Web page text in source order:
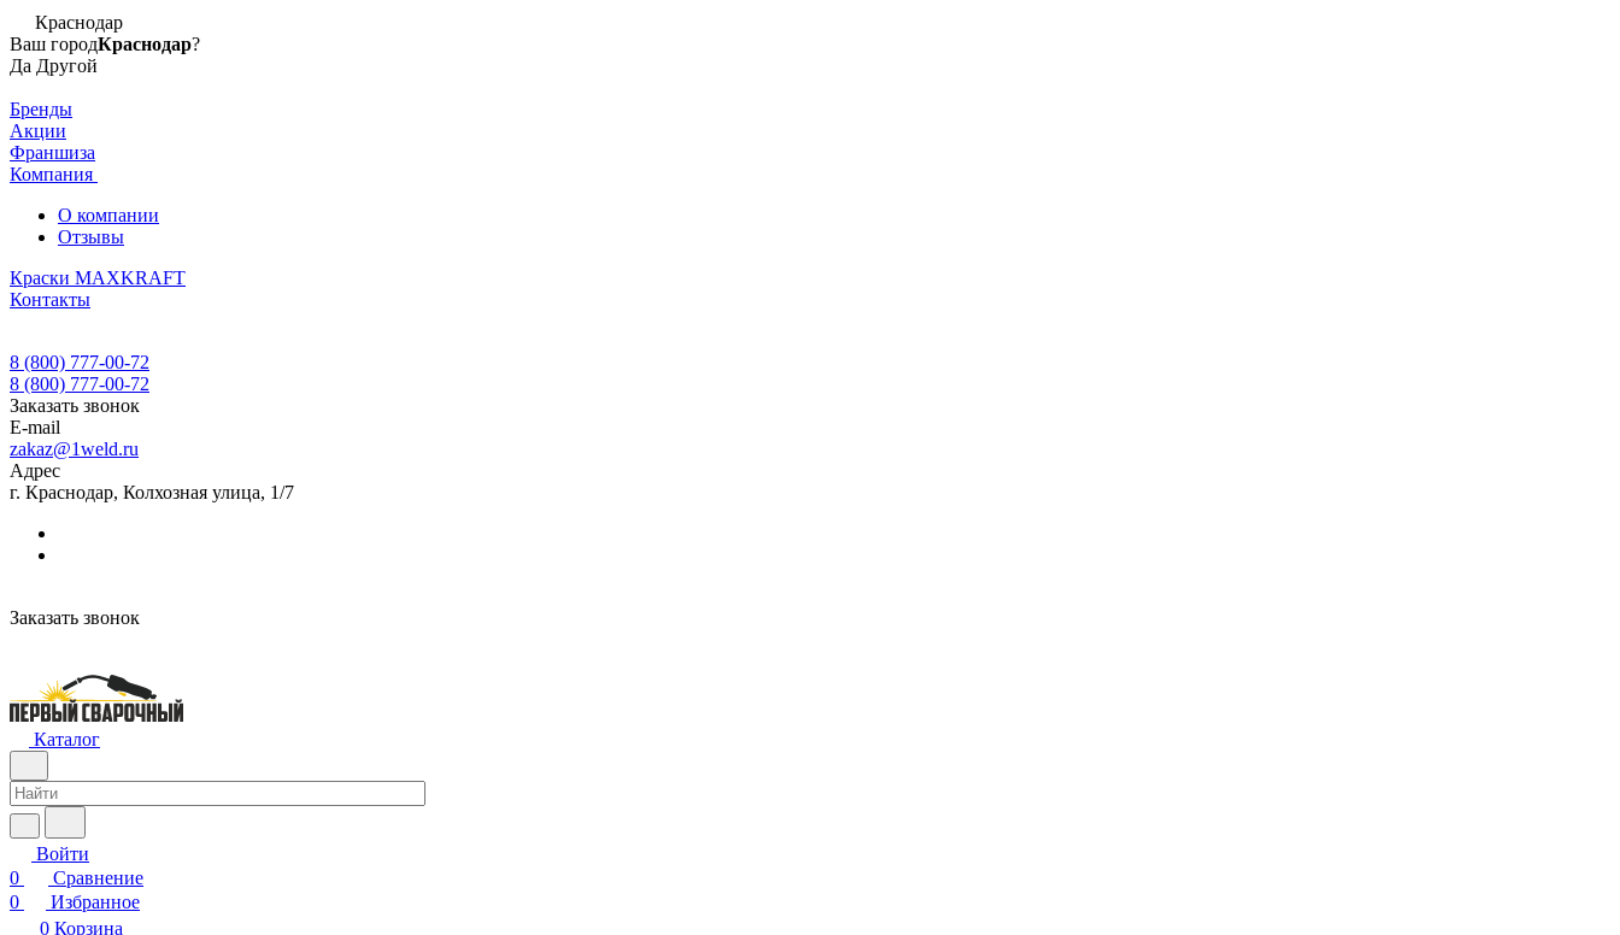
Краснодар
Ваш городКраснодар?
Да Другой
Бренды
Акции
Франшиза
Компания
О компании
Отзывы
Краски MAXKRAFT
Контакты
8 (800) 777-00-72
8 (800) 777-00-72
Заказать звонок
E-mail
zakaz@1weld.ru
Адрес
г. Краснодар, Колхозная улица, 1/7
Заказать звонок
Каталог
Войти
0
Сравнение
0
Избранное
0 Корзина